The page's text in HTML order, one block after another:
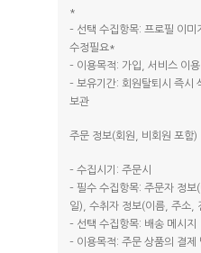
*
– 선택 수집항목: 프로필 이
수정필요*
– 이용목적: 가입, 서비스 이
– 보유기간: 회원탈퇴시 즉시
보관
주문 정보(회원, 비회원 포함)
– 수집시기: 주문시
– 필수 수집항목: 주문자 정보
일), 수취자 정보(이름, 주소,
– 선택 수집항목: 배송 메시지
– 이용목적: 주문 상품의 결제